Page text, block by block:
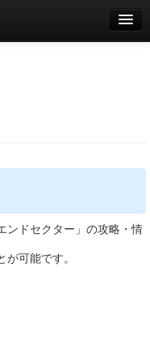
ンドセクター」の攻略・情
可能です。